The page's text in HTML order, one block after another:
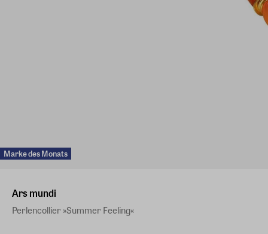
Marke des Monats
Ars mundi
Perlencollier »Summer Feeling«